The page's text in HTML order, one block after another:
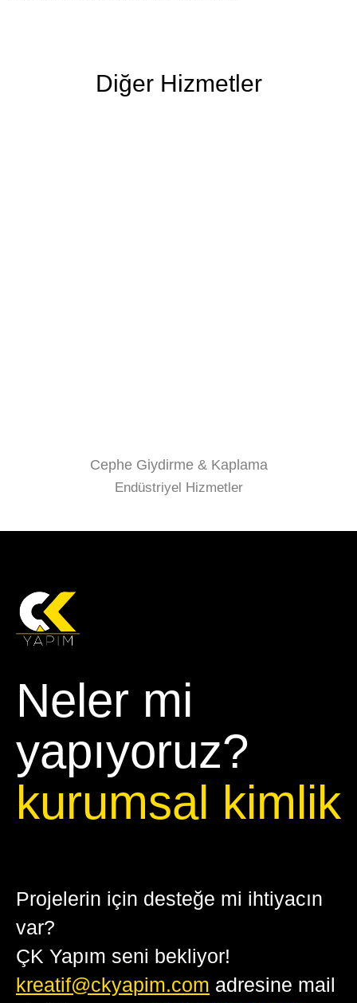
Diğer Hizmetler
Cephe Giydirme & Kaplama
Endüstriyel Hizmetler
Neler mi
yapıyoruz?
kurumsal kimlik
Projelerin için desteğe mi ihtiyacın
var?
ÇK Yapım seni bekliyor!
kreatif@ckyapim.com adresine mail